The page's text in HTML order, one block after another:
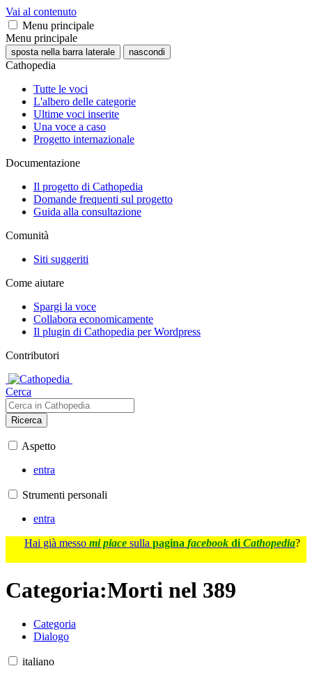
Vai al contenuto
Menu principale
Menu principale
sposta nella barra laterale nascondi
Cathopedia
Tutte le voci
L'albero delle categorie
Ultime voci inserite
Una voce a caso
Progetto internazionale
Documentazione
Il progetto di Cathopedia
Domande frequenti sul progetto
Guida alla consultazione
Comunità
Siti suggeriti
Come aiutare
Spargi la voce
Collabora economicamente
Il plugin di Cathopedia per Wordpress
Contributori
Cerca
Ricerca
Aspetto
entra
Strumenti personali
entra
Hai già messo mi piace sulla pagina facebook di Cathopedia?
Categoria:Morti nel 389
Categoria
Dialogo
italiano